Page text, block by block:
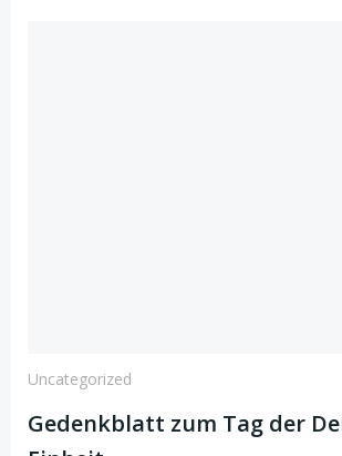
Uncategorized
Gedenkblatt zum Tag der